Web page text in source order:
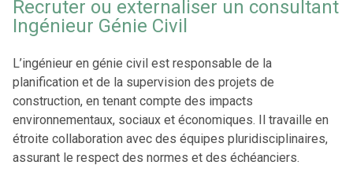
Recruter ou externaliser un consultant
Ingénieur Génie Civil
L’ingénieur en génie civil est responsable de la
planification et de la supervision des projets de
construction, en tenant compte des impacts
environnementaux, sociaux et économiques. Il travaille en
étroite collaboration avec des équipes pluridisciplinaires,
assurant le respect des normes et des échéanciers.